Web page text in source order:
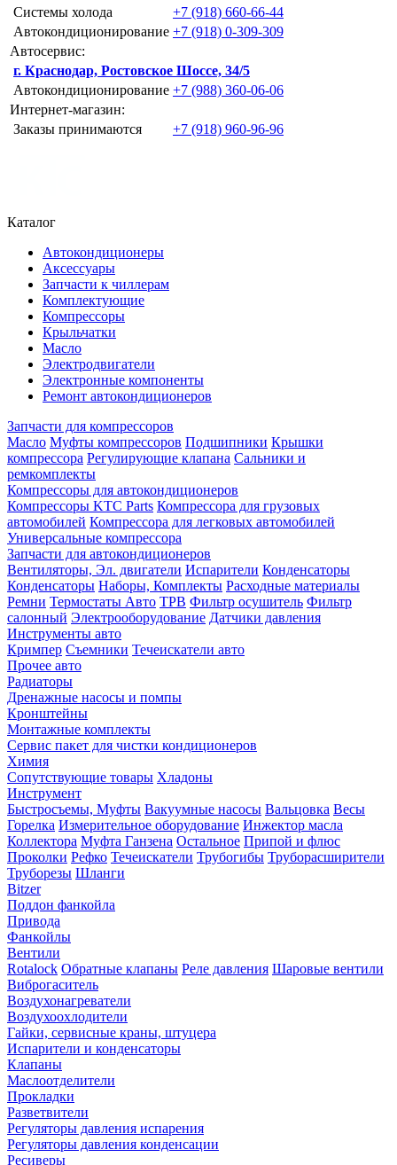
Системы холода
+7 (918) 660-66-44
Автокондиционирование +7 (918) 0-309-309
Автосервис:
г. Краснодар, Ростовское Шоссе, 34/5
Автокондиционирование +7 (988) 360-06-06
Интернет-магазин:
Заказы принимаются
+7 (918) 960-96-96
Каталог
Автокондиционеры
Аксессуары
Запчасти к чиллерам
Комплектующие
Компрессоры
Крыльчатки
Масло
Электродвигатели
Электронные компоненты
Ремонт автокондиционеров
Запчасти для компрессоров
Масло Муфты компрессоров Подшипники Крышки
компрессора Регулирующие клапана Сальники и
ремкомплекты
Компрессоры для автокондиционеров
Компрессоры KTC Parts Компрессора для грузовых
автомобилей Компрессора для легковых автомобилей
Универсальные компрессора
Запчасти для автокондиционеров
Вентиляторы, Эл. двигатели Испарители Конденсаторы
Конденсаторы Наборы, Комплекты Расходные материалы
Ремни Термостаты Авто ТРВ Фильтр осушитель Фильтр
салонный Электрооборудование Датчики давления
Инструменты авто
Кримпер Съемники Течеискатели авто
Прочее авто
Радиаторы
Дренажные насосы и помпы
Кронштейны
Монтажные комплекты
Сервис пакет для чистки кондиционеров
Химия
Сопутствующие товары Хладоны
Инструмент
Быстросъемы, Муфты Вакуумные насосы Вальцовка Весы
Горелка Измерительное оборудование Инжектор масла
Коллектора Муфта Ганзена Остальное Припой и флюс
Проколки Рефко Течеискатели Трубогибы Труборасширители
Труборезы Шланги
Bitzer
Поддон фанкойла
Привода
Фанкойлы
Вентили
Rotalock Обратные клапаны Реле давления Шаровые вентили
Виброгаситель
Воздухонагреватели
Воздухоохлодители
Гайки, сервисные краны, штуцера
Испарители и конденсаторы
Клапаны
Маслоотделители
Прокладки
Разветвители
Регуляторы давления испарения
Регуляторы давления конденсации
Ресиверы